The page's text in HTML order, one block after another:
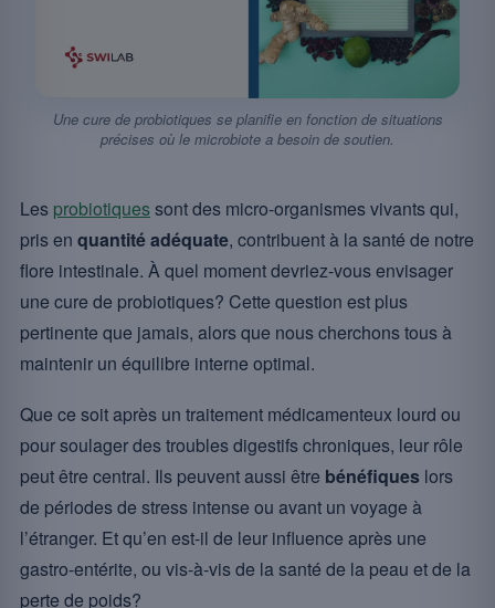
Une cure de probiotiques se planifie en fonction de situations
précises où le microbiote a besoin de soutien.
Les probiotiquessont des micro-organismes vivants qui,
pris en quantité adéquate, contribuent à la santé de notre
flore intestinale. À quel moment devriez-vous envisager
une cure de probiotiques? Cette question est plus
pertinente que jamais, alors que nous cherchons tous à
maintenir un équilibre interne optimal.
Que ce soit après un traitement médicamenteux lourd ou
pour soulager des troubles digestifs chroniques, leur rôle
peut être central. Ils peuvent aussi être bénéfiques lors
de périodes de stress intense ou avant un voyage à
l’étranger. Et qu’en est-il de leur influence après une
gastro-entérite, ou vis-à-vis de la santé de la peau et de la
perte de poids?